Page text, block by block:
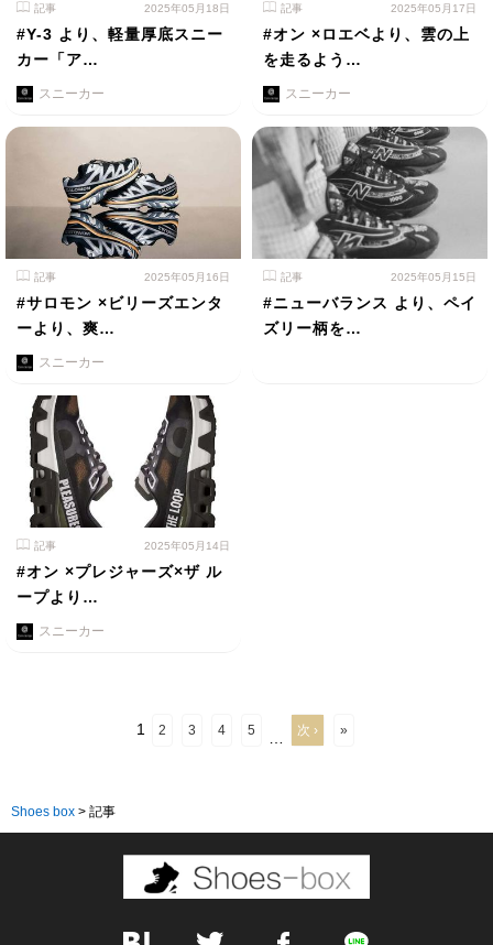
記事 2025年05月18日
#Y-3 より、軽量厚底スニー
カー「ア…
スニーカー
記事 2025年05月17日
#オン ×ロエベより、雲の上
を走るよう…
スニーカー
記事 2025年05月16日
#サロモン ×ビリーズエンタ
ーより、爽…
スニーカー
記事 2025年05月15日
#ニューバランス より、ペイ
ズリー柄を…
記事 2025年05月14日
#オン ×プレジャーズ×ザ ル
ープより…
スニーカー
1 2 3 4 5 次 › »
Shoes box > 記事